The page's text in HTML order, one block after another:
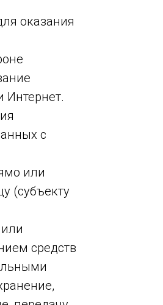
оказания
Интернет.
с
или
(субъекту
средств